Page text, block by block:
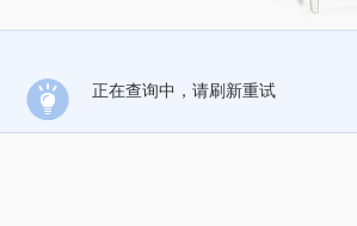
正在查询中，请刷新重试